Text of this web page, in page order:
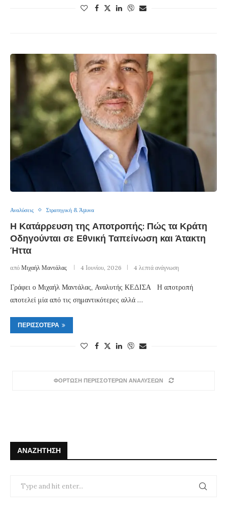
Αναλύσεις Στρατηγική & Άμυνα
Η Κατάρρευση της Αποτροπής: Πώς τα Κράτη
Οδηγούνται σε Εθνική Ταπείνωση και Άτακτη
Ήττα
από Μιχαήλ Μαντάλας 4 Ιουνίου, 2026 4 λεπτά ανάγνωση
Γράφει ο Μιχαήλ Μαντάλας, Αναλυτής ΚΕΔΙΣΑ Η αποτροπή
αποτελεί μία από τις σημαντικότερες αλλά …
ΠΕΡΙΣΣΌΤΕΡΑ
ΦΟΡΤΩΣΗ ΠΕΡΙΣΣΟΤΕΡΩΝ ΑΝΑΛΥΣΕΩΝ
ΑΝΑΖΉΤΗΣΗ